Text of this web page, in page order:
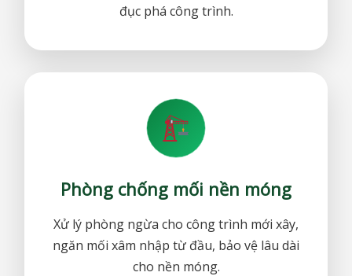
đục phá công trình.
Phòng chống mối nền móng
Xử lý phòng ngừa cho công trình mới xây,
ngăn mối xâm nhập từ đầu, bảo vệ lâu dài
cho nền móng.